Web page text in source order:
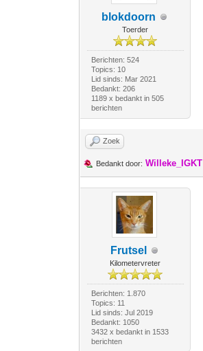
blokdoorn
Toerder
Berichten: 524
Topics: 10
Lid sinds: Mar 2021
Bedankt: 206
1189 x bedankt in 505
berichten
Zoek
Bedankt door: Willeke_IGKT
Frutsel
Kilometervreter
Berichten: 1.870
Topics: 11
Lid sinds: Jul 2019
Bedankt: 1050
3432 x bedankt in 1533
berichten